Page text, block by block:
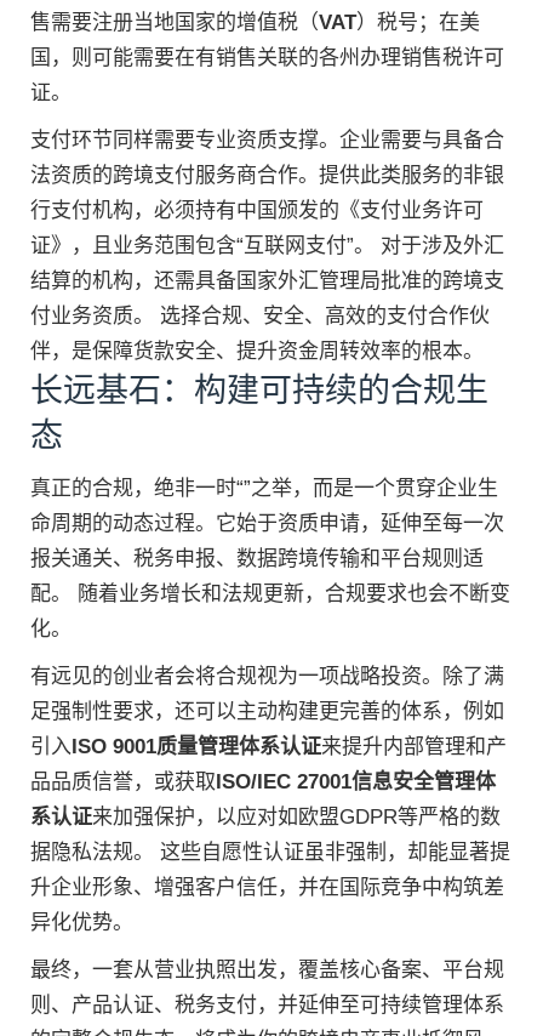
售需要注册当地国家的增值税（VAT）税号；在美
国，则可能需要在有销售关联的各州办理销售税许可
证。
支付环节同样需要专业资质支撑。企业需要与具备合
法资质的跨境支付服务商合作。提供此类服务的非银
行支付机构，必须持有中国颁发的《支付业务许可
证》，且业务范围包含“互联网支付”。 对于涉及外汇
结算的机构，还需具备国家外汇管理局批准的跨境支
付业务资质。 选择合规、安全、高效的支付合作伙
伴，是保障货款安全、提升资金周转效率的根本。
长远基石：构建可持续的合规生
态
真正的合规，绝非一时“”之举，而是一个贯穿企业生
命周期的动态过程。它始于资质申请，延伸至每一次
报关通关、税务申报、数据跨境传输和平台规则适
配。 随着业务增长和法规更新，合规要求也会不断变
化。
有远见的创业者会将合规视为一项战略投资。除了满
足强制性要求，还可以主动构建更完善的体系，例如
引入ISO 9001质量管理体系认证来提升内部管理和产
品品质信誉，或获取ISO/IEC 27001信息安全管理体
系认证来加强保护，以应对如欧盟GDPR等严格的数
据隐私法规。 这些自愿性认证虽非强制，却能显著提
升企业形象、增强客户信任，并在国际竞争中构筑差
异化优势。
最终，一套从营业执照出发，覆盖核心备案、平台规
则、产品认证、税务支付，并延伸至可持续管理体系